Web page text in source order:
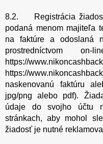
8.2. Registrácia
podaná menom majiteľa
na faktúre a odoslaná
prostredníctvom
https://
https://
naskenovanú faktúru
jpg/png alebo pdf).
údaje do svojho účtu
stránkach, aby mohol
žiadosť je nutné